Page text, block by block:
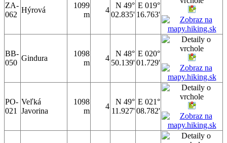
ZA-
062
Hýrová
1099
m
4
N 49°
02.835'
E 019°
16.763'
BB-
050
Gindura
1098
m
4
N 48°
50.139'
E 020°
01.729'
PO-
021
Veľká
Javorina
1098
m
4
N 49°
11.927'
E 021°
08.782'